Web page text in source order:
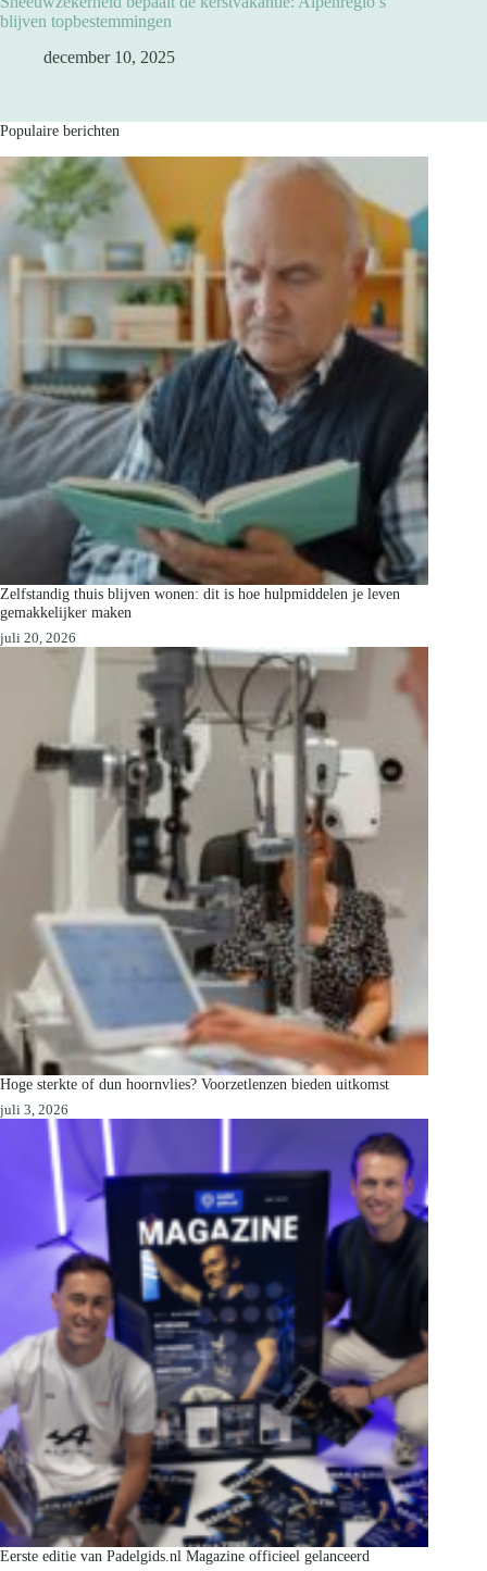
blijven topbestemmingen
december 10, 2025
Populaire berichten
Zelfstandig thuis blijven wonen: dit is hoe hulpmiddelen je leven
gemakkelijker maken
juli 20, 2026
Hoge sterkte of dun hoornvlies? Voorzetlenzen bieden uitkomst
juli 3, 2026
Eerste editie van Padelgids.nl Magazine officieel gelanceerd